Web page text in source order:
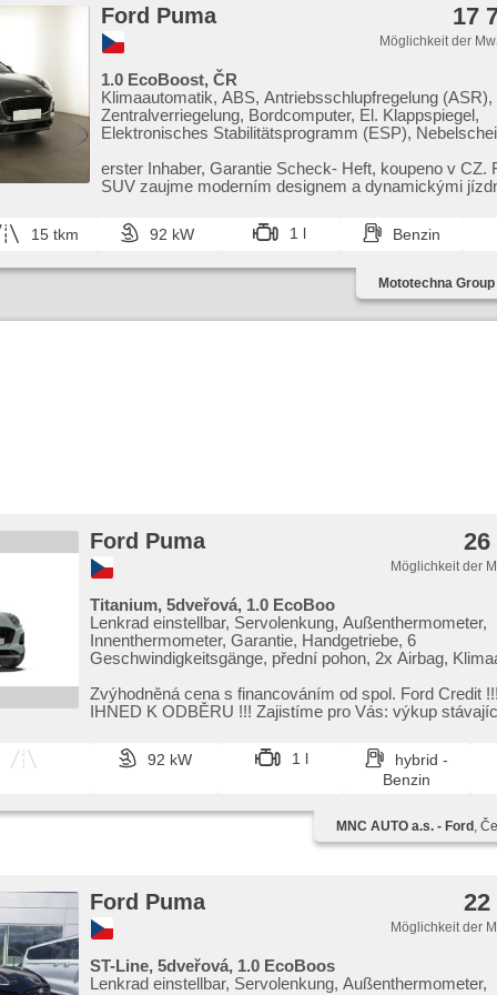
Ford Puma 17
Möglichkeit der
1.0 EcoBoost, ČR
Klimaautomatik, ABS, Antriebsschlupfregelung (ASR),
Zentralverriegelung, Bordcomputer, El. Klappspiegel,
Elektronisches Stabilitätsprogramm (ESP),
Reifendrucksensor, USB, beheizte Frontscheibe,
Lenkrad, Uhr Spur, Parkassistent, Servolenkung, El.
erster Inhaber,​ Garantie Scheck​- Heft,​ koupeno v CZ.
SUV zaujme moderním designem a dynamickými
15 tkm 92 kW 1 l Benzin
Mototechna Group
Ford Puma 26
Möglichkeit der
Titanium, 5dveřová, 1.0 EcoBoo
Lenkrad einstellbar, Servolenkung, Außenthermometer,
Innenthermometer, Garantie, Handgetriebe, 6
Geschwindigkeitsgänge, přední pohon, 2x Airbag,
přístrojová deska, volba jízdního režimu, LED denní
Leuchten, Vorderlichter LED, Heck LED Leuchte,
Scheibenwischersensor, parkovací senzory zadní,
System, ABS, Elektronisches Stabilitätsprogramm
Antriebsschlupfregelung (ASR), asistent rozjezdu do
USB, Bluetooth, digitální příjem rádia (DAB), Android
CarPlay, hands free, höheneinstellbare Sitze, ambientní
interiéru, El. Spiegel, El. Klappspiegel, beheizte Spiegel,
Zvýhodněná cena s financováním od spol. Ford Credit !!! VOZIDLO
IHNED K ODBĚRU !!! Zajistíme
92 kW 1 l
hybrid -
Benzin
MNC AUTO a.s. - Ford ,
Ford Puma 22
Möglichkeit der
ST-Line, 5dveřová, 1.0 EcoBoos
Lenkrad einstellbar, Servolenkung, Außenthermometer,